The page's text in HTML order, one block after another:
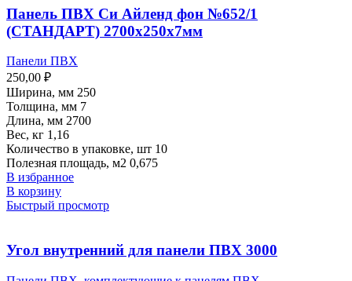
Панель ПВХ Си Айленд фон №652/1
(СТАНДАРТ) 2700х250х7мм
Панели ПВХ
250,00 ₽
Ширина, мм 250
Толщина, мм 7
Длина, мм 2700
Вес, кг 1,16
Количество в упаковке, шт 10
Полезная площадь, м2 0,675
В избранное
В корзину
Быстрый просмотр
Угол внутренний для панели ПВХ 3000